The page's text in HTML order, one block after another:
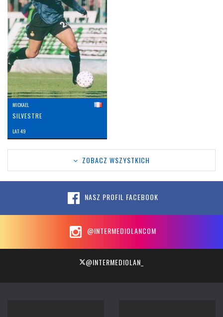
MICKAEL
SILVESTRE
LAT: 49
ZOBACZ WSZYSTKICH
NASZ PROFIL FACEBOOK
@INTERMEDIOLANCOM
@INTERMEDIOLAN_